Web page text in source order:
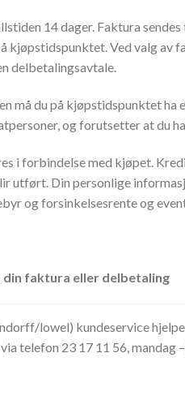
14 dager. Faktura
kjøpstidspunktet. Ved valg av
delbetalingsavtale.
må du på kjøpstidspunktet
og forutsetter at du
i forbindelse med kjøpet.
utført. Din personlige
og forsinkelsesrente og
faktura eller delbetaling
lowel) kundeservice
telefon 23 17 11 56, mandag